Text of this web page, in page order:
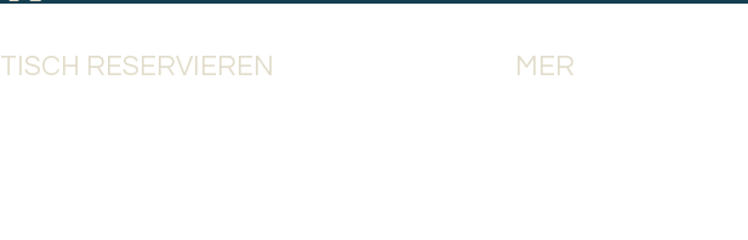
TISCH RESERVIEREN MER